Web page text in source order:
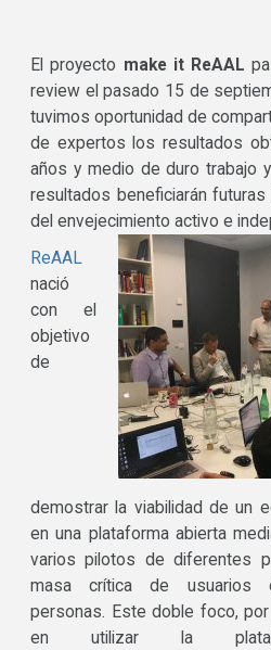
El proyecto make it ReAAL
review el pasado 15 de
tuvimos oportunidad de
de expertos los resultados
años y medio de duro trabajo
resultados beneficiarán
del envejecimiento activo e
ReAAL
nació
con el
objetivo
de
demostrar la viabilidad de un
en una plataforma abierta
varios pilotos de diferentes
masa crítica de
personas. Este doble foco,
en utilizar la